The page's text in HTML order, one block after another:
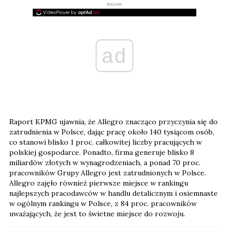
REKLAMA
ad
Raport KPMG ujawnia, że Allegro znacząco przyczynia się do
zatrudnienia w Polsce, dając pracę około 140 tysiącom osób,
co stanowi blisko 1 proc. całkowitej liczby pracujących w
polskiej gospodarce. Ponadto, firma generuje blisko 8
miliardów złotych w wynagrodzeniach, a ponad 70 proc.
pracowników Grupy Allegro jest zatrudnionych w Polsce.
Allegro zajęło również pierwsze miejsce w rankingu
najlepszych pracodawców w handlu detalicznym i osiemnaste
w ogólnym rankingu w Polsce, z 84 proc. pracowników
uważających, że jest to świetne miejsce do rozwoju.